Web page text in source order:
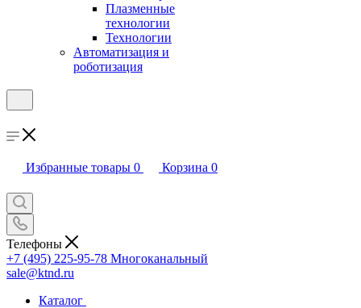
Плазменные
технологии
Технологии
Автоматизация и
роботизация
Избранные товары 0 Корзина 0
Телефоны
+7 (495) 225-95-78 Многоканальный
sale@ktnd.ru
Каталог